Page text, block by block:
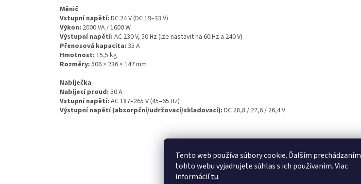
Tento web používa súbory cookie. Ďalším prechádzaním
tohto webu vyjadrujete súhlas s ich používaním. Viac
informáciítu.
Měnič
Vstupní napětí: DC 24 V (DC 19–33 V)
Výkon: 2000 VA / 1600 W
Výstupní napětí: AC 230 V, 50 Hz (lze nastavit na 60 Hz a 240 V)
Přenosová kapacita: 35 A
Hmotnost: 15,5 kg
Rozměry: 506 × 236 × 147 mm
Nabíječka
Nabíjecí proud: 50 A
Vstupní napětí: AC 187–265 V (45–65 Hz)
Výstupní napětí (absorpční/udržovací/skladovací): DC 28,8 / 27,6 / 26,4 V